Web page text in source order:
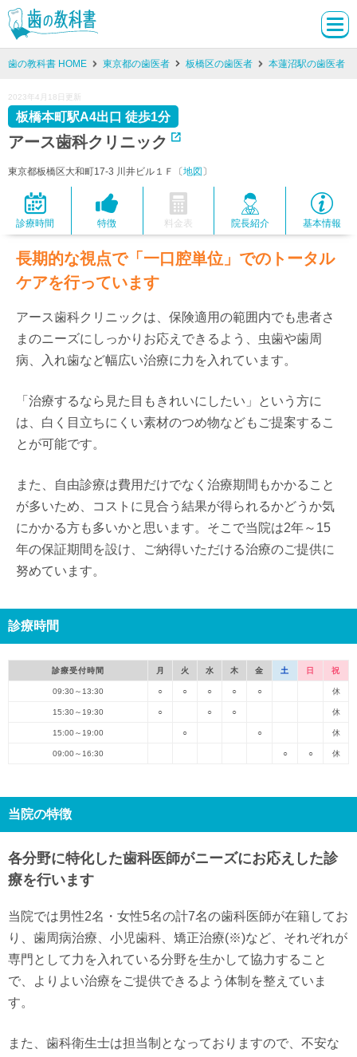
歯の教科書 HOME 東京都の歯医者 板橋区の歯医者 本蓮沼駅の歯医者
2023年4月18日更新
アース歯科クリニック
板橋本町駅A4出口 徒歩1分
東京都板橋区大和町17-3 川井ビル１Ｆ〔地図 〕
診療時間 特徴 料金表 院長紹介 基本情報
長期的な視点で「一口腔単位」でのトータル
ケアを行っています
アース歯科クリニックは、保険適用の範囲内でも患者さ
まのニーズにしっかりお応えできるよう、虫歯や歯周
病、入れ歯など幅広い治療に力を入れています。
「治療するなら見た目もきれいにしたい」という方に
は、白く目立ちにくい素材のつめ物などもご提案するこ
とが可能です。
また、自由診療は費用だけでなく治療期間もかかること
が多いため、コストに見合う結果が得られるかどうか気
にかかる方も多いかと思います。そこで当院は2年～15
年の保証期間を設け、ご納得いただける治療のご提供に
努めています。
診療時間
診療受付時間 月 火 水 木 金 土 日 祝
09:30～13:30 ○ ○ ○ ○ ○ 休
15:30～19:30 ○ ○ ○ 休
15:00～19:00 ○ ○ 休
09:00～16:30 ○ ○ 休
当院の特徴
各分野に特化した歯科医師がニーズにお応えした診
療を行います
当院では男性2名・女性5名の計7名の歯科医師が在籍してお
り、歯周病治療、小児歯科、矯正治療(※)など、それぞれが
専門として力を入れている分野を生かして協力すること
で、よりよい治療をご提供できるよう体制を整えていま
す。
また、歯科衛生士は担当制となっておりますので、不安な